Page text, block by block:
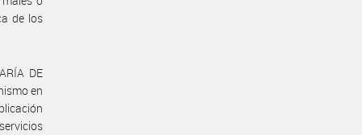
de los
DE
en